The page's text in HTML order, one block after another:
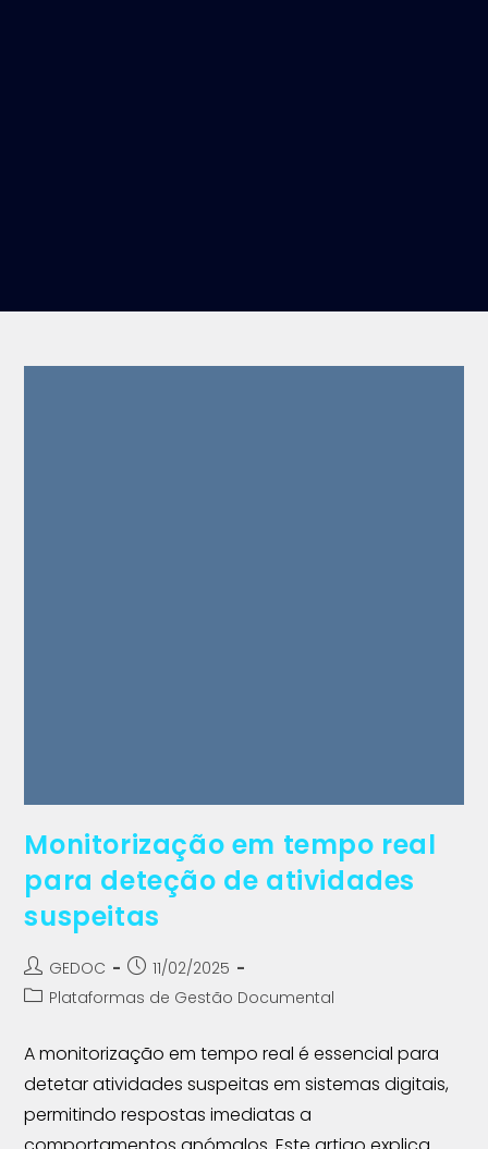
Monitorização em tempo real
para deteção de atividades
suspeitas
GEDOC
11/02/2025
Plataformas de Gestão Documental
A monitorização em tempo real é essencial para
detetar atividades suspeitas em sistemas digitais,
permitindo respostas imediatas a